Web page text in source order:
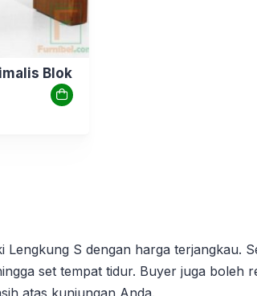
Blok
S dengan harga terjangkau.
set tempat tidur. Buyer juga boleh
atas kunjungan Anda.